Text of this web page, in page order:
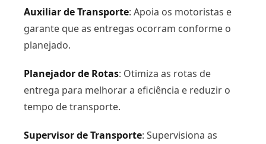
Auxiliar de Transporte: Apoia os motoristas e
garante que as entregas ocorram conforme o
planejado.
Planejador de Rotas: Otimiza as rotas de
entrega para melhorar a eficiência e reduzir o
tempo de transporte.
Supervisor de Transporte: Supervisiona as